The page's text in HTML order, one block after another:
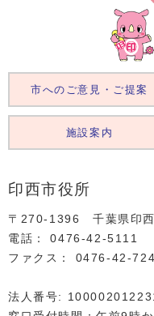
印西市役所
〒270-1396 千葉県印西
電話： 0476‐42‐5111
ファクス：
法人番号:
市へのご意見・ご提案
施設案内